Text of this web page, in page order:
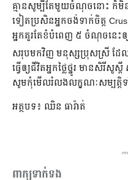
គ្មានសូម្បីតែមួយចំណុចនោះ ក៏មិន
ទៀតប្រសិនអ្នកចង់ទាក់ចិត្ត
អ្នកគួរតែខំបំពេញ ៥ ចំណុចនេះឲ្
សរុបមកវិញ មនុស្សប្រុសស្រី ដែល
ធ្វើឲ្យជីវិតអ្នកថ្លៃថ្នូរ មានសិ
សូមកុំមើលរំលងលក្ខណៈសម្បត្តិ
អត្ថបទ៖ ឈិន ធារ៉ាត់
ព
ពាក្យទាក់ទង